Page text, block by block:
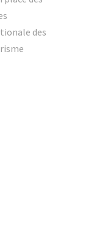
des